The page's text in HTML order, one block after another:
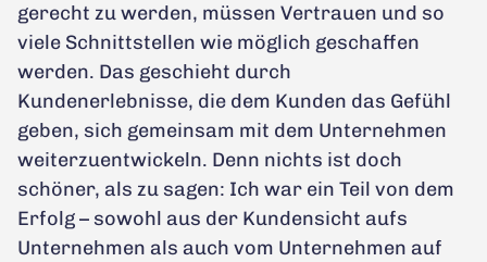
gerecht zu werden, müssen Vertrauen und so
viele Schnittstellen wie möglich geschaffen
werden. Das geschieht durch
Kundenerlebnisse, die dem Kunden das Gefühl
geben, sich gemeinsam mit dem Unternehmen
weiterzuentwickeln. Denn nichts ist doch
schöner, als zu sagen: Ich war ein Teil von dem
Erfolg – sowohl aus der Kundensicht aufs
Unternehmen als auch vom Unternehmen auf